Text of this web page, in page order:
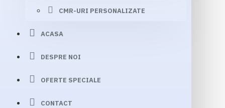
CMR-URI PERSONALIZATE
ACASA
DESPRE NOI
OFERTE SPECIALE
CONTACT